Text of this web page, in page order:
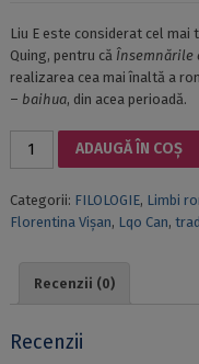
Liu E este considerat cel
Quing, pentru că Însemnările
realizarea cea mai înaltă a
– baihua, din acea perioadă.
ÎNSEMNĂRILE
CĂLĂTORIEI
ADAUGĂ ÎN COȘ
Categorii: FILOLOGIE, Limbi
Florentina Vişan, Lqo Can,
Recenzii (0)
Recenzii